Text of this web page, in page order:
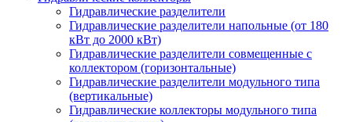
Гидравлические разделители
Гидравлические разделители напольные (от 180
кВт до 2000 кВт)
Гидравлические разделители совмещенные с
коллектором (горизонтальные)
Гидравлические разделители модульного типа
(вертикальные)
Гидравлические коллекторы модульного типа